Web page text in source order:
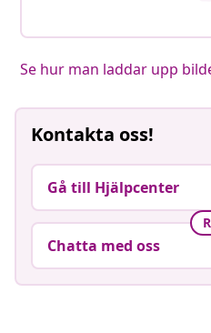
Se hur man laddar upp
Kontakta oss!
Gå till Hjälpcenter
Chatta med oss